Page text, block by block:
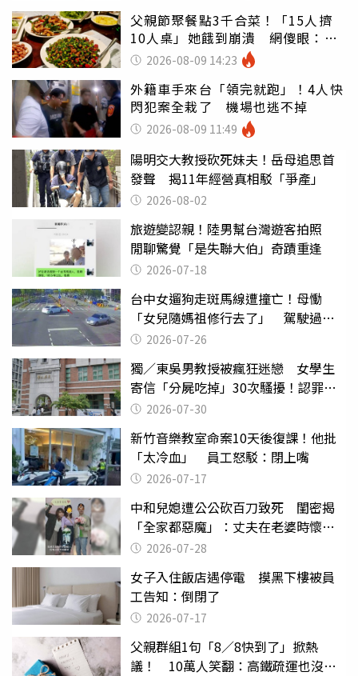
父親節聚餐點3千合菜！「15人擠
10人桌」她餓到崩潰 網傻眼：讓
店家看笑話
2026-08-09 14:23
外籍車手來台「領完就跑」！4人快
閃犯案全栽了 機場也逃不掉
2026-08-09 11:49
陽明交大教授砍死妹夫！岳母追思首
發聲 揭11年經營真相駁「爭產」
2026-08-02
旅遊變認親！陸男幫台灣遊客拍照
閒聊驚覺「是失聯大伯」奇蹟重逢
2026-07-18
台中女遛狗走斑馬線遭撞亡！母慟
「女兒隨媽祖修行去了」 駕駛過失
致死判9月
2026-07-26
獨／東吳男教授被瘋狂迷戀 女學生
寄信「分屍吃掉」30次騷擾！認罪免
關 2026-07-30
新竹音樂教室命案10天後復課！他批
「太冷血」 員工怒駁：閉上嘴
2026-07-17
中和兒媳遭公公砍百刀致死 閨密揭
「全家都惡魔」：丈夫在老婆時懷孕
摔東西
2026-07-28
女子入住飯店遇停電 摸黑下樓被員
工告知：倒閉了
2026-07-17
父親群組1句「8／8快到了」掀熱
議！ 10萬人笑翻：高鐵疏運也沒列